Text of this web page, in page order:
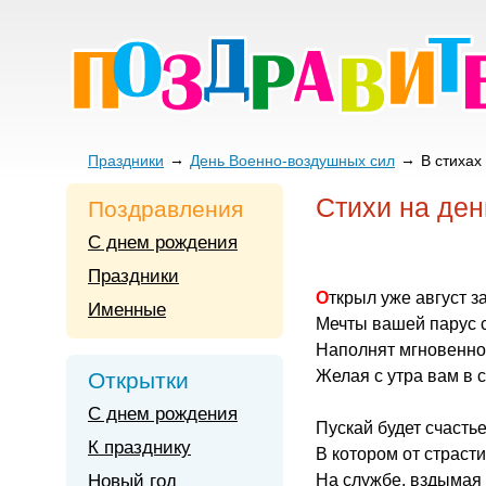
Праздники День Военно-воздушных сил В стихах
Стихи на
Открыл уже август
Мечты вашей парус
Наполнят
Желая с утра вам в
Пускай будет
В котором от
На службе, вздымая
Поздравления
С днем рождения
Праздники
Именные
Открытки
С днем рождения
К празднику
Новый год